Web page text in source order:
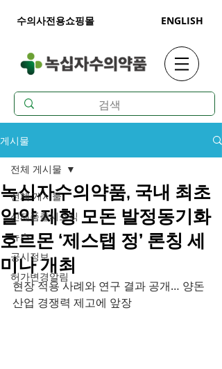
수의사전용쇼핑몰 ENGLISH
게시물
전체 게시물
신제품출시소식
뉴스
공시정보
허가변경알림
전체 게시물
녹십자수의약품, 국내 최초
알약 제형 모돈 발정동기화
호르몬 ‘제스탭 정’ 론칭 세
미나 개최
현장 적용 사례와 연구 결과 공개… 양돈
산업 경쟁력 제고에 앞장